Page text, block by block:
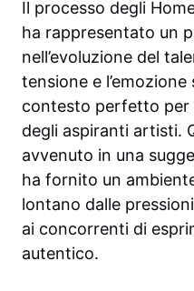
Il processo degli
ha rappresentato un
nell’evoluzione del
tensione e
contesto perfetto per
degli aspiranti artisti.
avvenuto in una
ha fornito un
lontano dalle
ai concorrenti di
autentico.